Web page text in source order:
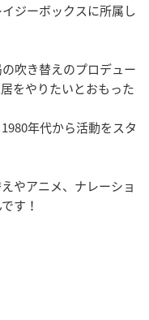
ジーボックスに所属し
吹き替えのプロデュー
をやりたいとおもった
年代から活動をスタ
やアニメ、ナレーショ
す！